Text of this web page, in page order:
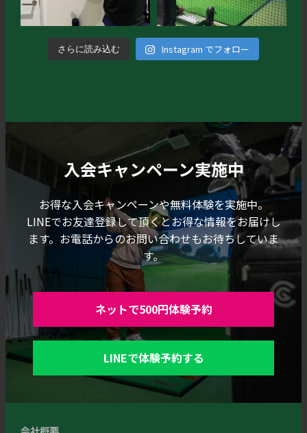
さらに読み込む Instagram でフォロー
入会キャンペーン実施中
お得な入会キャンペーンや無料体験を実施中。
LINEでお友達登録して頂くとお得な情報をお届けし
ます。お電話からのお問い合わせもお待ちしていま
す。
ネットで500円体験予約
LINEで体験予約する